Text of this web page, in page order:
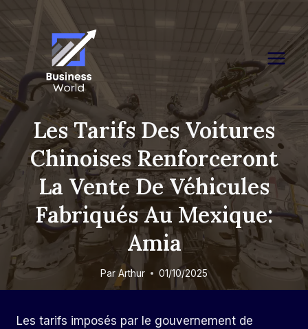
content
Les Tarifs Des Voitures
Chinoises Renforceront
La Vente De Véhicules
Fabriqués Au Mexique:
Amia
Par Arthur 01/10/2025
Les tarifs imposés par le gouvernement de